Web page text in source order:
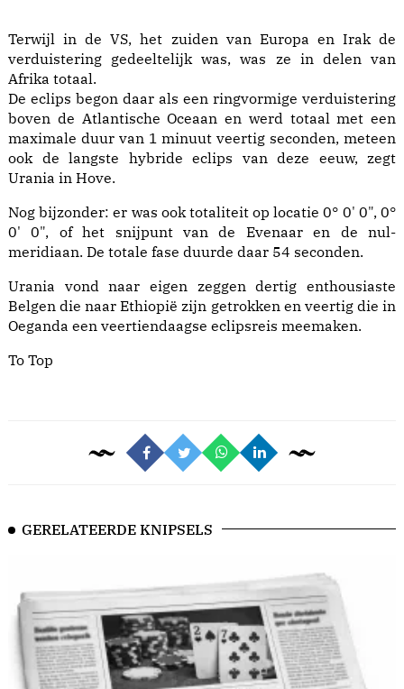
Terwijl in de VS, het zuiden van Europa en Irak de
verduistering gedeeltelijk was, was ze in delen van
Afrika totaal.
De eclips begon daar als een ringvormige verduistering
boven de Atlantische Oceaan en werd totaal met een
maximale duur van 1 minuut veertig seconden, meteen
ook de langste hybride eclips van deze eeuw, zegt
Urania in Hove.
Nog bijzonder: er was ook totaliteit op locatie 0° 0' 0", 0°
0' 0", of het snijpunt van de Evenaar en de nul-
meridiaan. De totale fase duurde daar 54 seconden.
Urania vond naar eigen zeggen dertig enthousiaste
Belgen die naar Ethiopië zijn getrokken en veertig die in
Oeganda een veertiendaagse eclipsreis meemaken.
To Top
GERELATEERDE KNIPSELS